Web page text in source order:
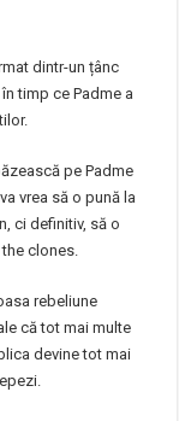
dintr-un țânc
timp ce Padme a
pe Padme
vrea să o pună la
ci definitiv, să o
clones.
rebeliune
că tot mai multe
devine tot mai